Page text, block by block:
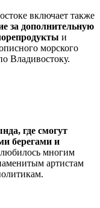
включает также
за дополнительную
и
морского
Владивостоку.
где смогут
берегами и
многим
артистам